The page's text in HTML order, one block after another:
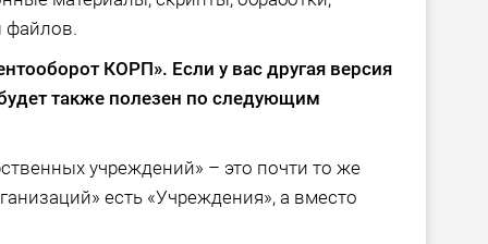
файлов.
КОРП». Если у вас другая версия
также полезен по следующим
учреждений» – это почти то же
есть «Учреждения», а вместо